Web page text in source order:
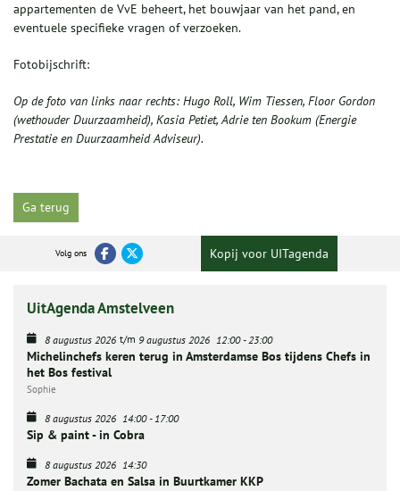
appartementen de VvE beheert, het bouwjaar van het pand, en
eventuele specifieke vragen of verzoeken.
Fotobijschrift:
Op de foto van links naar rechts: Hugo Roll, Wim Tiessen, Floor Gordon
(wethouder Duurzaamheid), Kasia Petiet, Adrie ten Bookum (Energie
Prestatie en Duurzaamheid Adviseur).
Ga terug
Volg ons Kopij voor UITagenda
UitAgenda Amstelveen
8 augustus 2026 t/m 9 augustus 2026 12:00-23:00
Michelinchefs keren terug in Amsterdamse Bos tijdens Chefs in
het Bos festival
Sophie
8 augustus 2026 14:00-17:00
Sip & paint - in Cobra
8 augustus 2026 14:30
Zomer Bachata en Salsa in Buurtkamer KKP